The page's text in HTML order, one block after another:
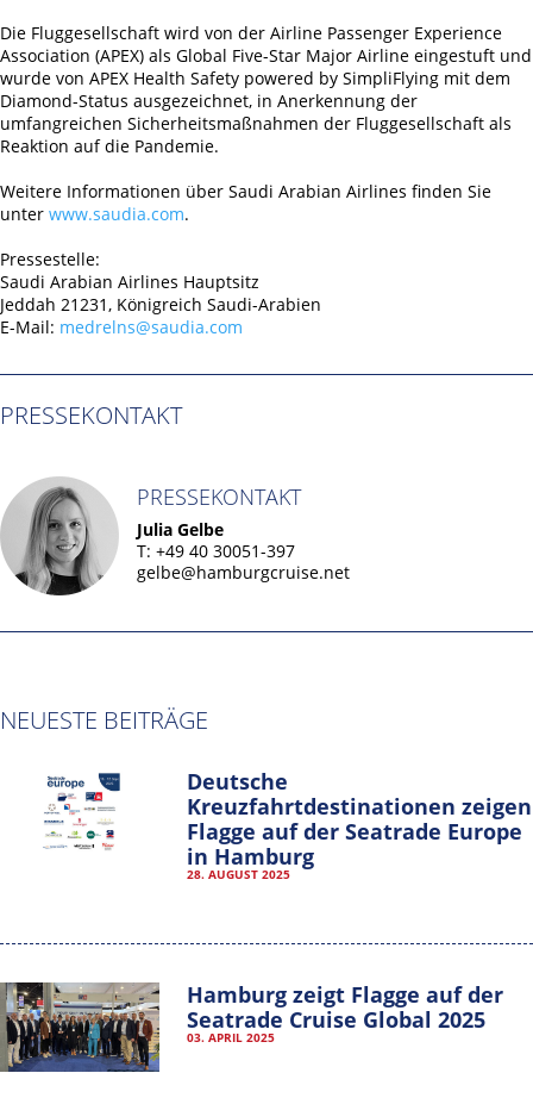
Die Fluggesellschaft wird von der Airline Passenger Experience
Association (APEX) als Global Five-Star Major Airline eingestuft und
wurde von APEX Health Safety powered by SimpliFlying mit dem
Diamond-Status ausgezeichnet, in Anerkennung der
umfangreichen Sicherheitsmaßnahmen der Fluggesellschaft als
Reaktion auf die Pandemie.
Weitere Informationen über Saudi Arabian Airlines finden Sie
unter www.saudia.com.
Pressestelle:
Saudi Arabian Airlines Hauptsitz
Jeddah 21231, Königreich Saudi-Arabien
E-Mail: medrelns@saudia.com
PRESSEKONTAKT
PRESSEKONTAKT
Julia Gelbe
T: +49 40 30051-397
gelbe@hamburgcruise.net
NEUESTE BEITRÄGE
Deutsche
Kreuzfahrtdestinationen zeigen
Flagge auf der Seatrade Europe
in Hamburg
28. AUGUST 2025
Hamburg zeigt Flagge auf der
Seatrade Cruise Global 2025
03. APRIL 2025
Hamburg Cruise Net e. V.
Wexstrasse 7
info@hamburgcruise.net